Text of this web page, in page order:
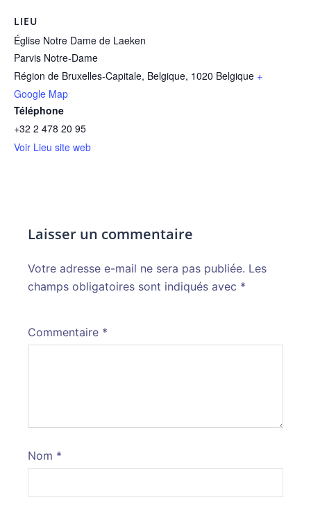
LIEU
Église Notre Dame de Laeken
Parvis Notre-Dame
Région de Bruxelles-Capitale, Belgique, 1020 Belgique +
Google Map
Téléphone
+32 2 478 20 95
Voir Lieu site web
Laisser un commentaire
Votre adresse e-mail ne sera pas publiée. Les
champs obligatoires sont indiqués avec *
Commentaire *
Nom *
Alternative: